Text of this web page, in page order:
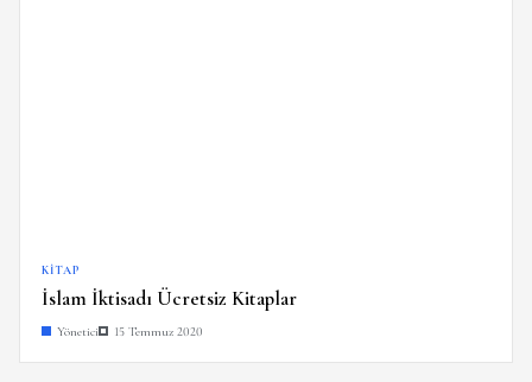
KITAP
İslam İktisadı Ücretsiz Kitaplar
Yönetici 15 Temmuz 2020